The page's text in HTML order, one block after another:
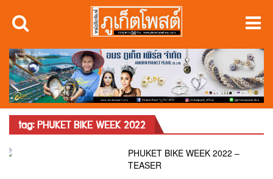
tag: PHUKET BIKE WEEK 2022
PHUKET BIKE WEEK 2022 –
TEASER